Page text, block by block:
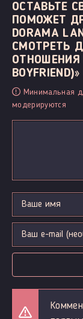
ОСТАВЬТЕ
ПОМОЖЕТ
DORAMA
СМОТРЕТЬ
ОТНОШЕНИЯ
Минимальная
модерируются